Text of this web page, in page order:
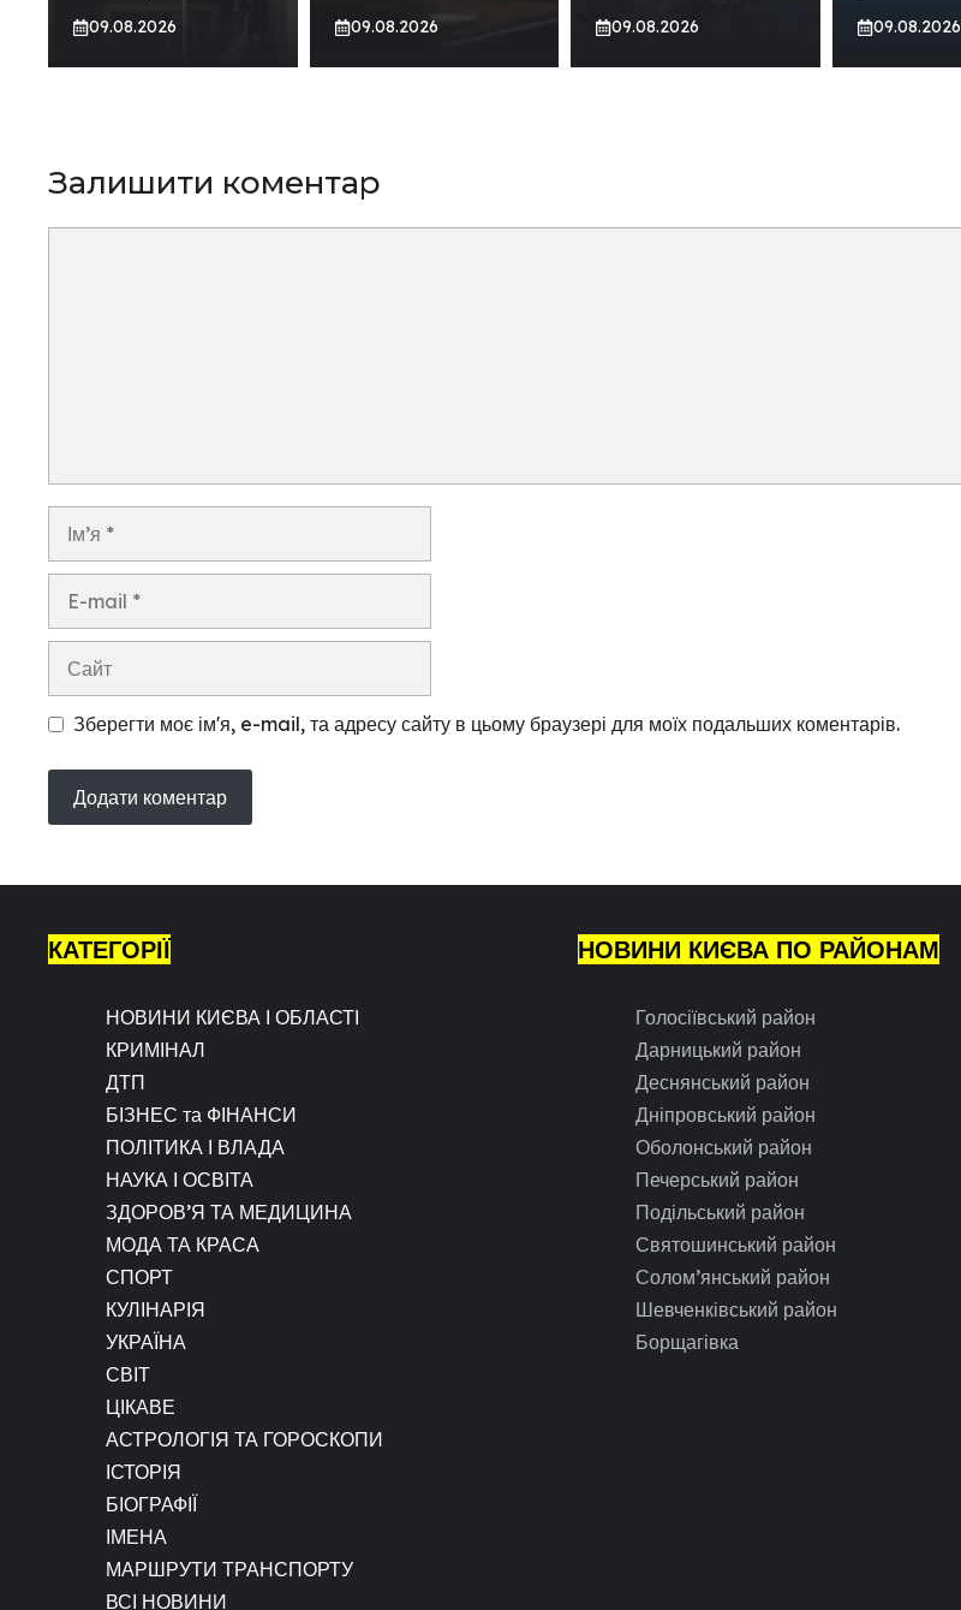
09.08.2026 09.08.2026 09.08.2026 09.08.2026
Залишити коментар
Ім’я
Сайт
Зберегти моє ім'я, e-mail, та адресу сайту в цьому браузері для моїх подальших коментарів.
КАТЕГОРІЇ
НОВИНИ КИЄВА І ОБЛАСТІ
КРИМІНАЛ
ДТП
БІЗНЕС та ФІНАНСИ
ПОЛІТИКА І ВЛАДА
НАУКА І ОСВІТА
ЗДОРОВ’Я ТА МЕДИЦИНА
МОДА ТА КРАСА
СПОРТ
КУЛІНАРІЯ
УКРАЇНА
СВІТ
ЦІКАВЕ
АСТРОЛОГІЯ ТА ГОРОСКОПИ
ІСТОРІЯ
БІОГРАФІЇ
ІМЕНА
МАРШРУТИ ТРАНСПОРТУ
ВСІ НОВИНИ
НОВИНИ КИЄВА ПО РАЙОНАМ
Голосіївський район
Дарницький район
Деснянський район
Дніпровський район
Оболонський район
Печерський район
Подільський район
Святошинський район
Солом’янський район
Шевченківський район
Борщагівка